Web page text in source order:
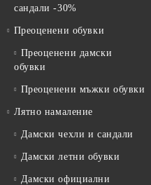
сандали -30%
Преоценени обувки
Преоценени дамски
обувки
Преоценени мъжки обувки
Лятно намаление
Дамски чехли и сандали
Дамски летни обувки
Дамски официални